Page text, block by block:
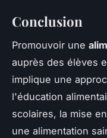
Conclusion
Promouvoir une
auprès des élèves
implique une
l'éducation
scolaires, la mise
une alimentation